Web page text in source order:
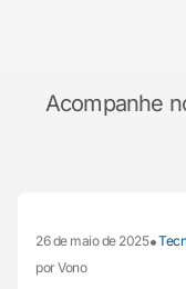
Acompanhe
26 de maio de 2025•
por Vono